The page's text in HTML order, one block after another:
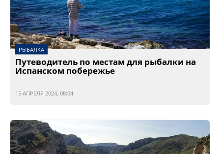
РЫБАЛКА
Путеводитель по местам для рыбалки на
Испанском побережье
15 АПРЕЛЯ 2024, 08:04